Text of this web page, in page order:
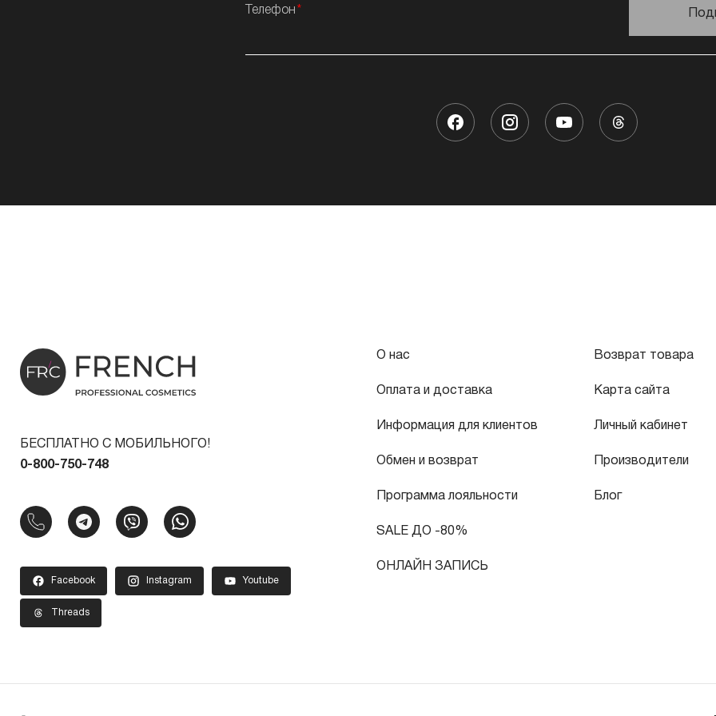
Телефон
БЕСПЛАТНО С МОБИЛЬНОГО!
0-800-750-748
Facebook Instagram Youtube
Threads
О нас
Оплата и доставка
Информация для клиентов
Обмен и возврат
Программа лояльности
SALE ДО -80%
ОНЛАЙН ЗАПИСЬ
Возврат товара
Карта сайта
Личный кабинет
Производители
Блог